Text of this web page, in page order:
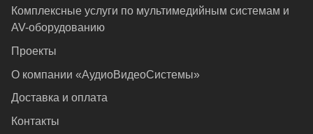
Комплексные услуги по мультимедийным системам и
AV-оборудованию
Проекты
О компании «АудиоВидеоСистемы»
Доставка и оплата
Контакты